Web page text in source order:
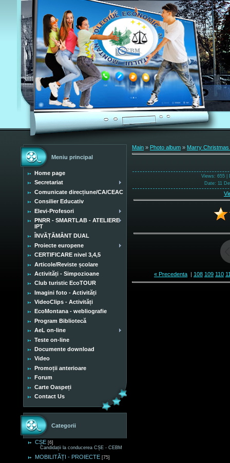
Meniu principal
Home page
Secretariat
Comunicate direcțiune/CA/CEAC
Consilier Educativ
Elevi-Profesori
PNRR - SMARTLAB - ATELIERE
IPT
ÎNVĂȚĂMÂNT DUAL
Proiecte europene
CERTIFICARE nivel 3,4,5
Articole/Reviste școlare
Activități - Simpozioane
Club turistic EcoTOUR
Imagini foto - Activități
VideoClips - Activități
EcoMontana - webliografie
Program Bibliotecă
AeL on-line
Teste on-line
Documente download
Video
Promoții anterioare
Forum
Carte Oaspeți
Contact Us
Categorii
CȘE [6]
Candidații la conducerea CȘE - CEBM
MOBILITĂȚI - PROIECTE [75]
Main » Photo album » Marry Christmas
Views: 655 |
Date: 11
« Precedenta | 108 109 110